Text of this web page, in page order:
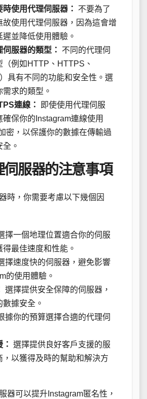
時使用代理伺服器：
不要為了
故使用代理伺服器，因為這會增
遲並降低使用體驗。
伺服器的類型：
不同的代理伺
（例如HTTP、HTTPS、
具有不同的功能和安全性。選
需求的類型。
連線：
即使使用代理伺服
確保你的Instagram連線使用
密，以保護你的數據在傳輸過
。
伺服器的注意事項
時，你需要考慮以下幾個因
擇一個地理位置適合你的伺服
得最佳速度和性能。
擇速度快的伺服器，避免影響
的使用體驗。
選擇提供安全保障的伺服器，
據安全。
據你的預算選擇合適的代理伺
選擇提供良好客戶支援的服
，以獲得及時的幫助和解決方
器可以提升Instagram匿名性，